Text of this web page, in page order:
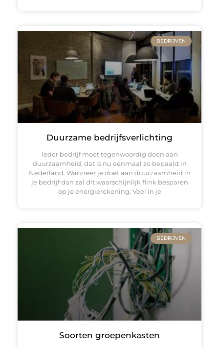
BEDRIJVEN
Duurzame bedrijfsverlichting
Ieder bedrijf moet tegenwoordig doen aan
duurzaamheid, dat is nu eenmaal zo bepaald in
Nederland. Wanneer je doet aan duurzaamheid in
je bedrijf dan zal dit waarschijnlijk flink besparen
op je energierekening. Veel in je
BEDRIJVEN
Soorten groepenkasten